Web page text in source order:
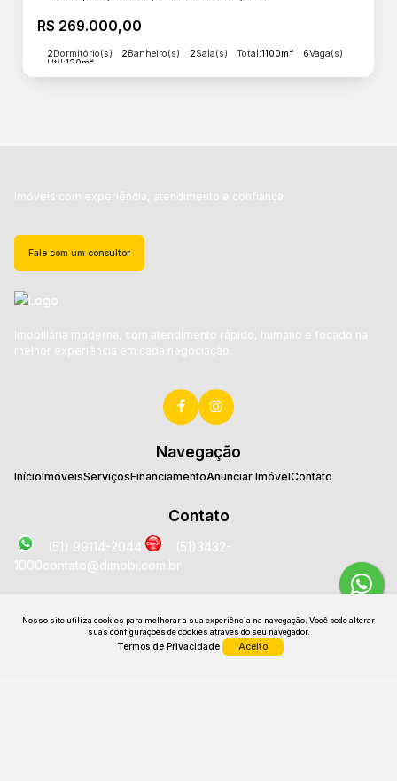
Nosso site utiliza cookies para melhorar a sua experiência na navegação. Você pode alterar
suas configurações de cookies através do seu navegador.
Termos de Privacidade Aceito
R$ 269.000,00
2Dormitório(s) 2Banheiro(s) 2Sala(s) Total:1100m² 6Vaga(s)
Útil:120m²
Imóveis com experiência, atendimento e confiança.
Fale com um consultor
Imobiliária moderna, com atendimento rápido, humano e focado na
melhor experiência em cada negociação.
Navegação
InícioImóveisServiçosFinanciamentoAnunciar ImóvelContato
Contato
(51) 99114-2044
(51)3432-
1000contato@dimobi.com.br
Avenida José Loureiro da Silva, 2025, Sala 1707, Centro
Brasil